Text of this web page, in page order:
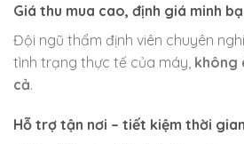
Giá thu mua cao, định giá minh
Đội ngũ thẩm định viên chuyên
tình trạng thực tế của máy, không
cả.
Hỗ trợ tận nơi – tiết kiệm thời gian